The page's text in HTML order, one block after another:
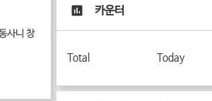
사니 창
카운터
Total Today